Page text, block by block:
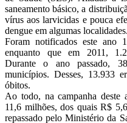
saneamento básico, a
vírus aos larvicidas e pouca
dengue em algumas localidades.
Foram notificados este ano
enquanto que em 2011,
Durante o ano passado,
municípios. Desses, 13.933
óbitos.
Ao todo, na campanha deste
11,6 milhões, dos quais R$
repassado pelo Ministério da